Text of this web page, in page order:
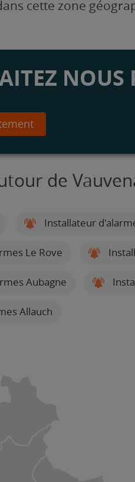
cette zone
NOUS
de
Installateur
Le Rove
Aubagne
Allauch